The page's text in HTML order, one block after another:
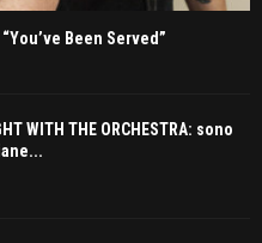
Been Served”
WITH THE ORCHESTRA: sono